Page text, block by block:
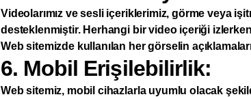
Videolarımız ve sesli içeriklerimiz, görme veya
desteklenmiştir. Herhangi bir video içeriği
Web sitemizde kullanılan her görselin
6. Mobil Erişilebilirlik:
Web sitemiz, mobil cihazlarla uyumlu olacak